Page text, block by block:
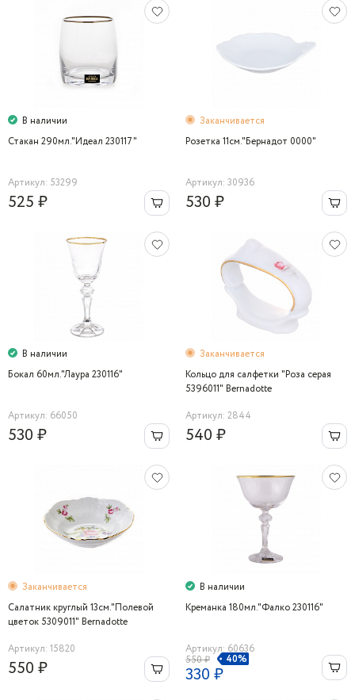
В наличии
Стакан 290мл."Идеал 230117"
Артикул: 53299
525 ₽
Заканчивается
Розетка 11см."Бернадот 0000"
Артикул: 30936
530 ₽
В наличии
Бокал 60мл."Лаура 230116"
Артикул: 66050
530 ₽
Заканчивается
Кольцо для салфетки "Роза серая
5396011" Bernadotte
Артикул: 2844
540 ₽
Заканчивается
Салатник круглый 13см."Полевой
цветок 5309011" Bernadotte
Артикул: 15820
550 ₽
В наличии
Креманка 180мл."Фалко 230116"
Артикул: 60636
550 ₽
40%
330 ₽